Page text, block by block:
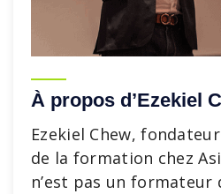
À propos d’Ezekiel
Ezekiel Chew,
de la formation chez
n’est pas un